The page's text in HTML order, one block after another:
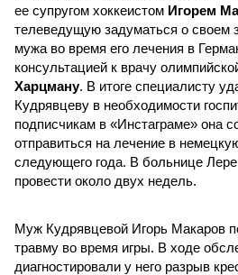
ее супругом хоккеистом Игорем
телеведущую задуматься о своем
мужа во время его лечения в
консультацией к врачу
Харцману. В итоге специалисту
Кудрявцеву в необходимости
подписчикам в «Инстаграме» она
отправиться на лечение в
следующего года. В больнице
провести около двух недель.
Муж Кудрявцевой Игорь Макаров
травму во время игры. В ходе
диагностировали у него разрыв